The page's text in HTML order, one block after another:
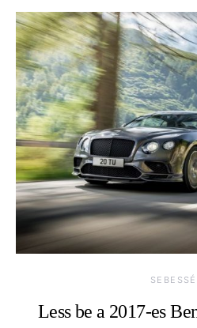
Less be a 2017-es